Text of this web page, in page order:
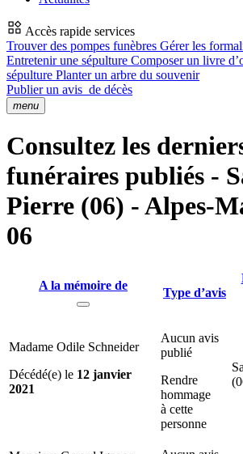
Accès rapide services
Trouver des pompes funèbres Gérer les
Entretenir une sépulture Composer un livre
sépulture Planter un arbre du souvenir
Publier un avis de décès
menu
Consultez les
funéraires publiés -
Pierre (06) - Alpes-
06
A la mémoire de
Type d’avis
Madame Odile Schneider
Décédé(e) le 12 janvier
2021
Aucun avis
publié
Rendre
hommage
à cette
personne